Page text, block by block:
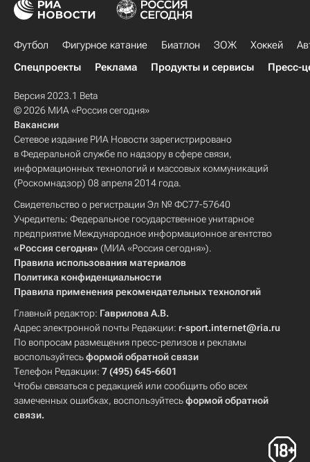
Футбол Фигурное катание Биатлон ЗОЖ Хоккей
Спецпроекты
Реклама Продукты и сервисы Пресс-
Версия 2023.1 Beta
© 2026 МИА «Россия сегодня»
Вакансии
Сетевое издание РИА Новости зарегистрировано
в Федеральной службе по надзору в сфере связи,
информационных технологий и массовых коммуникаций
(Роскомнадзор) 08 апреля 2014 года.
Свидетельство о регистрации Эл № ФС77-57640
Учредитель: Федеральное государственное унитарное
предприятие Международное информационное агентство
«Россия сегодня» (МИА «Россия сегодня»).
Правила использования материалов
Политика конфиденциальности
Правила применения рекомендательных технологий
Главный редактор: Гаврилова А.В.
Адрес электронной почты Редакции: r-sport.internet@ria.ru
По вопросам размещения пресс-релизов и рекламы
воспользуйтесьформой обратной связи
Телефон Редакции: 7 (495) 645-6601
Чтобы связаться с редакцией или сообщить обо всех
замеченных ошибках, воспользуйтесьформой обратной
связи.